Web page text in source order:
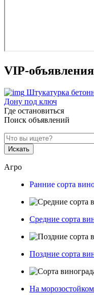
VIP-объявления
Штукатурка
Дону под ключ
Где остановиться
Поиск объявлений
Искать
Агро
Ранние сорта
Средние сорта
Поздние сорта
На